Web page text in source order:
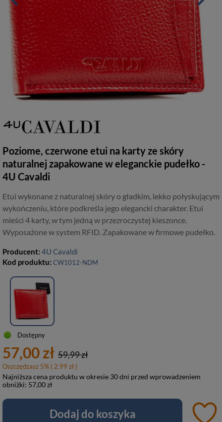
Poziome, czerwone etui na karty ze skóry
naturalnej zapakowane w eleganckie pudełko -
4U Cavaldi
Etui wykonane z naturalnej skóry o gładkim, lekko połyskującym
wykończeniu, które podkreśla jego elegancki charakter. Etui
mieści 4 karty, w tym jedną w przezroczystej kieszonce.
Wyposażone w system RFID. Zapakowane w firmowe pudełko.
Producent: 4U Cavaldi
Kod produktu: CW1012-NDM
Dostępny
57,00 zł 59,99 zł
Oszczędzasz 5% ( 2.99 zł )
Najniższa cena produktu w okresie 30 dni przed wprowadzeniem
obniżki: 57,00 zł
Dodaj do koszyka